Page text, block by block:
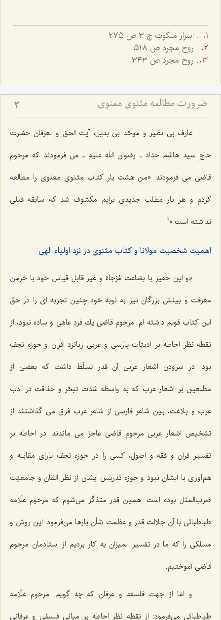
. اسرار ملکوت ج ٣ ص ٢٧٥
. روح مجرد ص ٥١٨
. روح مجرد ص ٣٤٣
ضرورت مطالعه مثنوی معنوی 3
عارف بی نظیر و موحّد بی بدیل، آیت الحق و العرفان حضرت
حاج سید هاشم حدّاد ـ رضوان اللَه عليه ـ مى ‌فرمودند که مرحوم
قاضى می ‌فرمودند: «من هشت بار كتاب مثنوى معنوى را مطالعه
كردم و هر بار مطلب جديدى برايم مكشوف شد كه سابقه قبلى
نداشته است.» 1
اهمیت شخصیت مولانا و کتاب مثنوی در نزد اولیاء الهی
«و اين حقير با بضاعت مُزجاة و غير قابل قياس خود با خرمن
معرفت و بينش بزرگان نيز به نوبه خود چنين تجربه ‌اى را در حقّ
اين كتاب قويم داشته‌ ام. مرحوم قاضى يك فرد عامّى و ساده نبود، از
نقطه نظر احاطه بر ادبيّات پارسى و عربى زبانزد اقران و حوزه نجف
بود. در سرودن اشعار عربى آن قدر تسلّط داشت كه بعضى از
مطّلعين بر اشعار عرب‌ كه به واسطه شدّت تبحّر و حذاقت در ادب
عرب و بلاغت، بين شاعر فارسى از شاعر عرب فرق مى‌ گذاشتند از
تشخيص اشعار عربى مرحوم قاضى عاجز مى ‌ماندند. در احاطه بر
تفسير قرآن و فقه و اصول، كسى را در حوزه نجف ياراى مقابله و
هم‌آورى با ايشان نبود و حوزه تدريس ايشان از نظر اتقان و جامعيّت
ضرب‌المثل بوده است. همين قدر متذكّر مى‌شوم كه مرحوم علّامه
طباطبائى با آن جلالت قدر و عظمت شأن بارها مى‌فرمود: اين روش و
مسلكى را كه ما در تفسير الميزان به كار برديم از استادمان مرحوم
قاضى آموختيم.
و امّا از جهت فلسفه و عرفان كه چه گويم. مرحوم علّامه
طباطبائى مى‌فرمود: از نقطه نظر احاطه بر مبانى فلسفى و عرفانى